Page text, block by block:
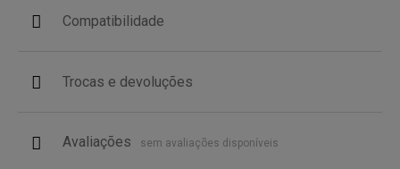
Compatibilidade
Trocas e devoluções
Avaliações sem avaliações disponíveis